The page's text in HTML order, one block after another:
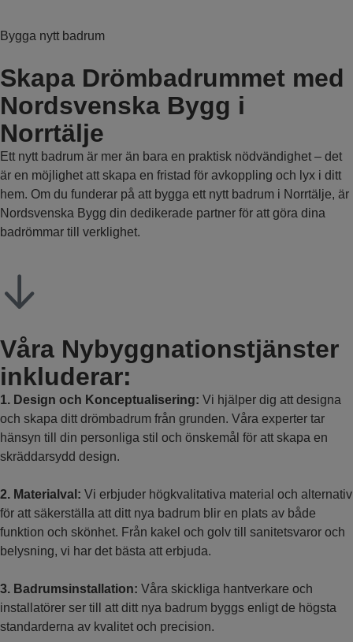
Bygga nytt badrum
Skapa Drömbadrummet med
Nordsvenska Bygg i
Norrtälje
Ett nytt badrum är mer än bara en praktisk nödvändighet – det
är en möjlighet att skapa en fristad för avkoppling och lyx i ditt
hem. Om du funderar på att bygga ett nytt badrum i Norrtälje, är
Nordsvenska Bygg din dedikerade partner för att göra dina
badrömmar till verklighet.
Våra Nybyggnationstjänster
inkluderar:
1. Design och Konceptualisering: Vi hjälper dig att designa
och skapa ditt drömbadrum från grunden. Våra experter tar
hänsyn till din personliga stil och önskemål för att skapa en
skräddarsydd design.
2. Materialval: Vi erbjuder högkvalitativa material och alternativ
för att säkerställa att ditt nya badrum blir en plats av både
funktion och skönhet. Från kakel och golv till sanitetsvaror och
belysning, vi har det bästa att erbjuda.
3. Badrumsinstallation: Våra skickliga hantverkare och
installatörer ser till att ditt nya badrum byggs enligt de högsta
standarderna av kvalitet och precision.